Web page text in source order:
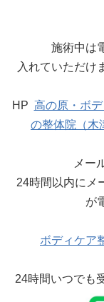
施術中は
入れていただけ
HP 高の原・ボ
の整体院（木
メー
24時間以内にメ
が
ボディケア
24時間いつでも